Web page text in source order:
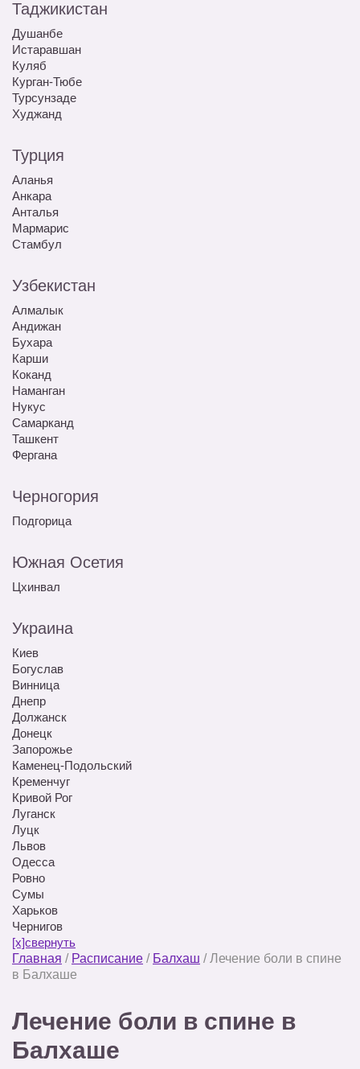
Таджикистан
Душанбе
Истаравшан
Куляб
Курган-Тюбе
Турсунзаде
Худжанд
Турция
Аланья
Анкара
Анталья
Мармарис
Стамбул
Узбекистан
Алмалык
Андижан
Бухара
Карши
Коканд
Наманган
Нукус
Самарканд
Ташкент
Фергана
Черногория
Подгорица
Южная Осетия
Цхинвал
Украина
Киев
Богуслав
Винница
Днепр
Должанск
Донецк
Запорожье
Каменец-Подольский
Кременчуг
Кривой Рог
Луганск
Луцк
Львов
Одесса
Ровно
Сумы
Харьков
Чернигов
[x]свернуть
Главная / Расписание / Балхаш / Лечение боли в спине
в Балхаше
Лечение боли в спине в
Балхаше